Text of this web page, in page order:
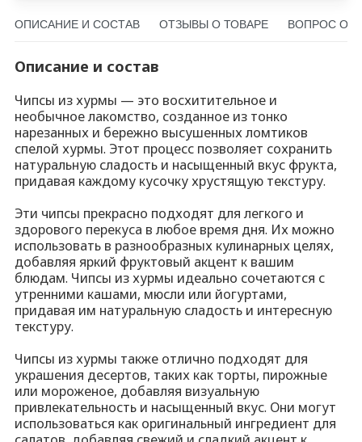
фрукта, придавая каждому кусочку хрустящую
сочетаются с утренними кашами, мюсли или
для салатов, добавляя свежий и